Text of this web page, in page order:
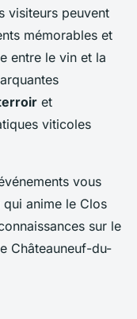
visiteurs peuvent
mémorables et
entre le vin et la
et
viticoles
vous
anime le Clos
sur le
Châteauneuf-du-